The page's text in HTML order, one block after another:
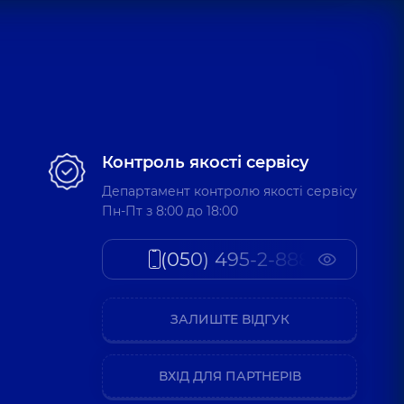
Контроль якості сервісу
Департамент контролю якості сервісу
Пн-Пт з 8:00 до 18:00
(050) 495-2-888
ЗАЛИШТЕ ВІДГУК
ВХІД ДЛЯ ПАРТНЕРІВ